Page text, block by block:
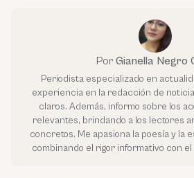
Por Gianella Negro
Periodista especializado en
experiencia en la redacción de
claros. Además, informo sobre los
relevantes, brindando a los lectores
concretos. Me apasiona la poesía y la
combinando el rigor informativo con